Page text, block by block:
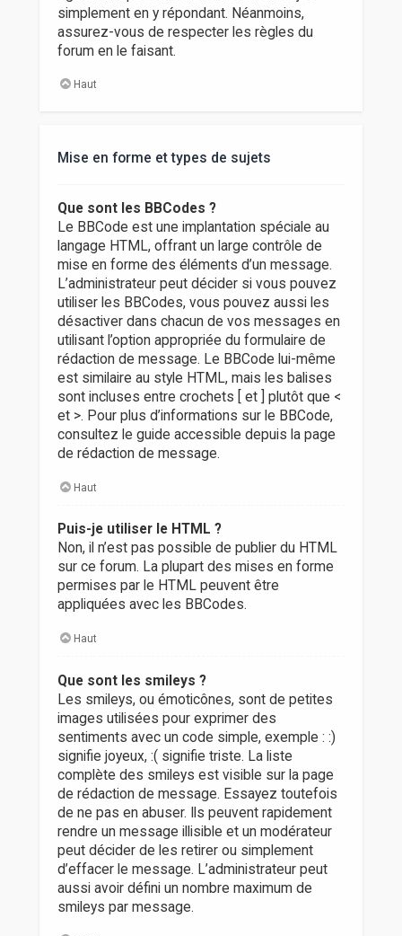
simplement en y répondant. Néanmoins,
assurez-vous de respecter les règles du
forum en le faisant.
Haut
Mise en forme et types de sujets
Que sont les BBCodes ?
Le BBCode est une implantation spéciale au
langage HTML, offrant un large contrôle de
mise en forme des éléments d’un message.
L’administrateur peut décider si vous pouvez
utiliser les BBCodes, vous pouvez aussi les
désactiver dans chacun de vos messages en
utilisant l’option appropriée du formulaire de
rédaction de message. Le BBCode lui-même
est similaire au style HTML, mais les balises
sont incluses entre crochets [ et ] plutôt que <
et >. Pour plus d’informations sur le BBCode,
consultez le guide accessible depuis la page
de rédaction de message.
Haut
Puis-je utiliser le HTML ?
Non, il n’est pas possible de publier du HTML
sur ce forum. La plupart des mises en forme
permises par le HTML peuvent être
appliquées avec les BBCodes.
Haut
Que sont les smileys ?
Les smileys, ou émoticônes, sont de petites
images utilisées pour exprimer des
sentiments avec un code simple, exemple : :)
signifie joyeux, :( signifie triste. La liste
complète des smileys est visible sur la page
de rédaction de message. Essayez toutefois
de ne pas en abuser. Ils peuvent rapidement
rendre un message illisible et un modérateur
peut décider de les retirer ou simplement
d’effacer le message. L’administrateur peut
aussi avoir défini un nombre maximum de
smileys par message.